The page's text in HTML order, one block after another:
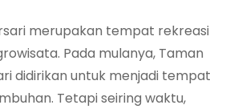
merupakan tempat rekreasi
Pada mulanya, Taman
didirikan untuk menjadi tempat
Tetapi seiring waktu,